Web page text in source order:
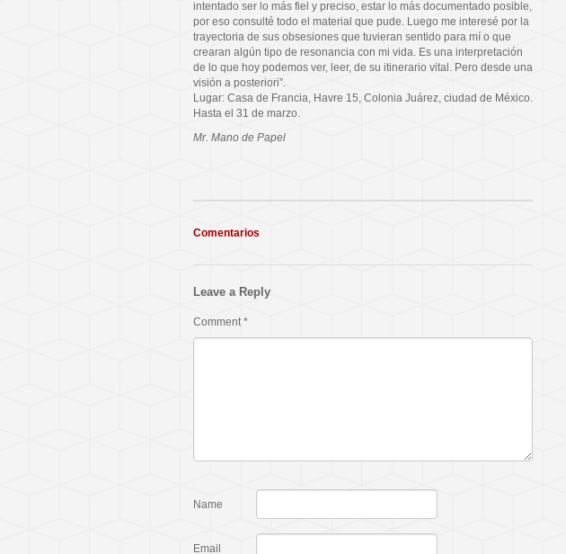
intentado ser lo más fiel y preciso, estar lo más documentado posible,
por eso consulté todo el material que pude. Luego me interesé por la
trayectoria de sus obsesiones que tuvieran sentido para mí o que
crearan algún tipo de resonancia con mi vida. Es una interpretación
de lo que hoy podemos ver, leer, de su itinerario vital. Pero desde una
visión a posteriori”.
Lugar: Casa de Francia, Havre 15, Colonia Juárez, ciudad de México.
Hasta el 31 de marzo.
Mr. Mano de Papel
Comentarios
Leave a Reply
Comment *
Name
Email